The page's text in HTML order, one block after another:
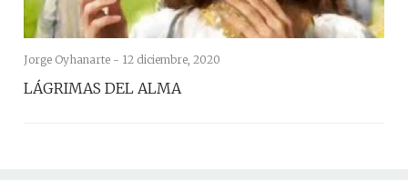
Jorge Oyhanarte - 12 diciembre, 2020
LÁGRIMAS DEL ALMA